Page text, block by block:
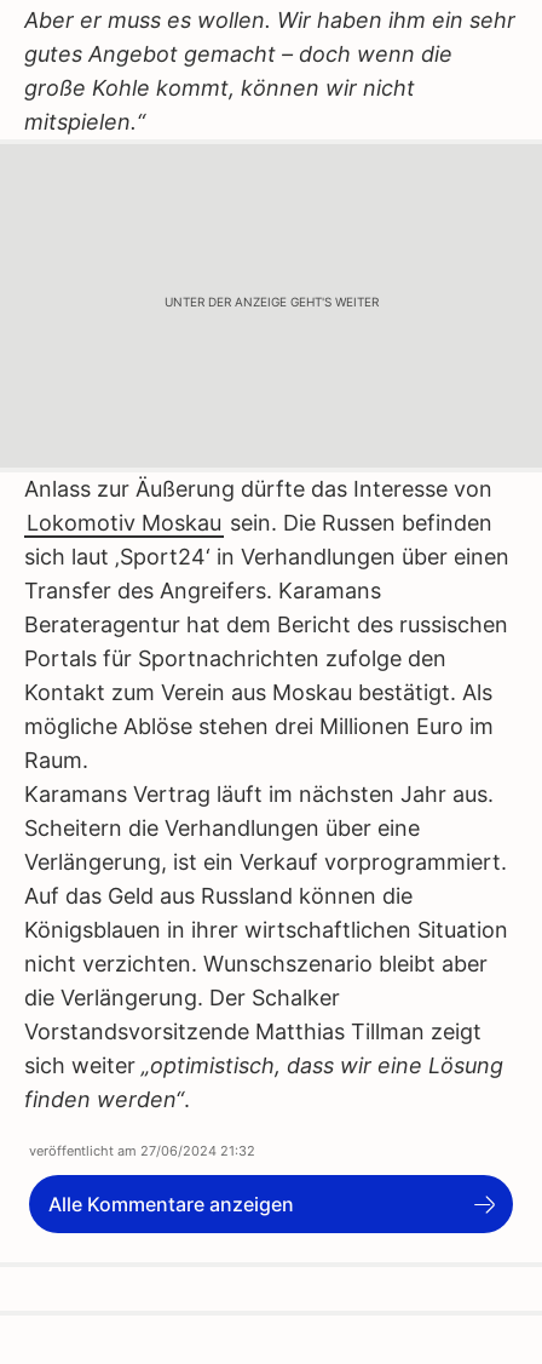
Aber er muss es wollen. Wir haben ihm ein sehr
gutes Angebot gemacht – doch wenn die
große Kohle kommt, können wir nicht
mitspielen.“
UNTER DER ANZEIGE GEHT'S WEITER
Anlass zur Äußerung dürfte das Interesse von
Lokomotiv Moskau sein. Die Russen befinden
sich laut ‚Sport24‘ in Verhandlungen über einen
Transfer des Angreifers. Karamans
Berateragentur hat dem Bericht des russischen
Portals für Sportnachrichten zufolge den
Kontakt zum Verein aus Moskau bestätigt. Als
mögliche Ablöse stehen drei Millionen Euro im
Raum.
Karamans Vertrag läuft im nächsten Jahr aus.
Scheitern die Verhandlungen über eine
Verlängerung, ist ein Verkauf vorprogrammiert.
Auf das Geld aus Russland können die
Königsblauen in ihrer wirtschaftlichen Situation
nicht verzichten. Wunschszenario bleibt aber
die Verlängerung. Der Schalker
Vorstandsvorsitzende Matthias Tillman zeigt
sich weiter „optimistisch, dass wir eine Lösung
finden werden“.
veröffentlicht am 27/06/2024 21:32
Alle Kommentare anzeigen